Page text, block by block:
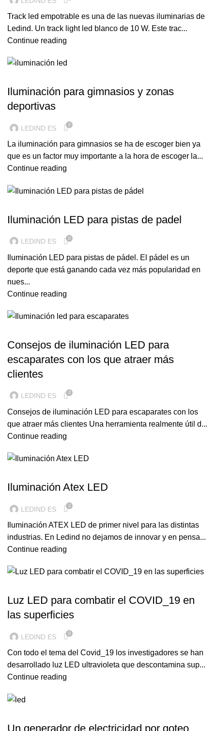
Track led empotrable es una de las nuevas iluminarias de
Ledind. Un track light led blanco de 10 W. Este trac...
Continue reading
Iluminación para gimnasios y zonas
deportivas
LEDIND ES 0
La iluminación para gimnasios se ha de escoger bien ya
que es un factor muy importante a la hora de escoger la...
Continue reading
Iluminación LED para pistas de padel
LEDIND ES 0
Iluminación LED para pistas de pádel. El pádel es un
deporte que está ganando cada vez más popularidad en
nues...
Continue reading
Consejos de iluminación LED para
escaparates con los que atraer más
clientes
LEDIND ES 0
Consejos de iluminación LED para escaparates con los
que atraer más clientes Una herramienta realmente útil d...
Continue reading
Iluminación Atex LED
LEDIND ES 2
Iluminación ATEX LED de primer nivel para las distintas
industrias. En Ledind no dejamos de innovar y en pensa...
Continue reading
Luz LED para combatir el COVID_19 en
las superficies
LEDIND ES 0
Con todo el tema del Covid_19 los investigadores se han
desarrollado luz LED ultravioleta que descontamina sup...
Continue reading
Un generador de electricidad por goteo